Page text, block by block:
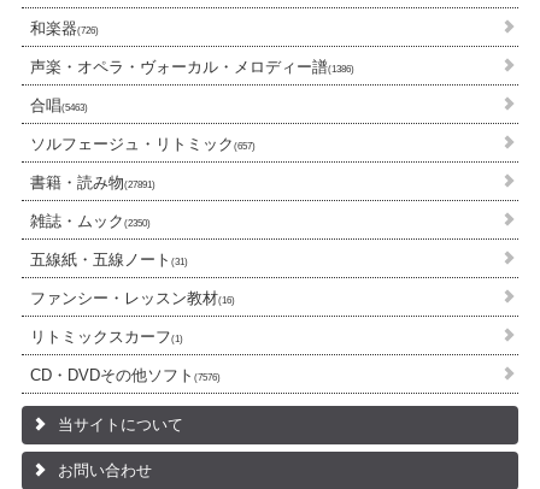
和楽器(726)
声楽・オペラ・ヴォーカル・メロディー譜(1386)
合唱(5463)
ソルフェージュ・リトミック (657)
書籍・読み物(27891)
雑誌・ムック (2350)
五線紙・五線ノート (31)
ファンシー・レッスン教材(16)
リトミックスカーフ(1)
CD・DVDその他ソフト (7576)
当サイトについて
お問い合わせ